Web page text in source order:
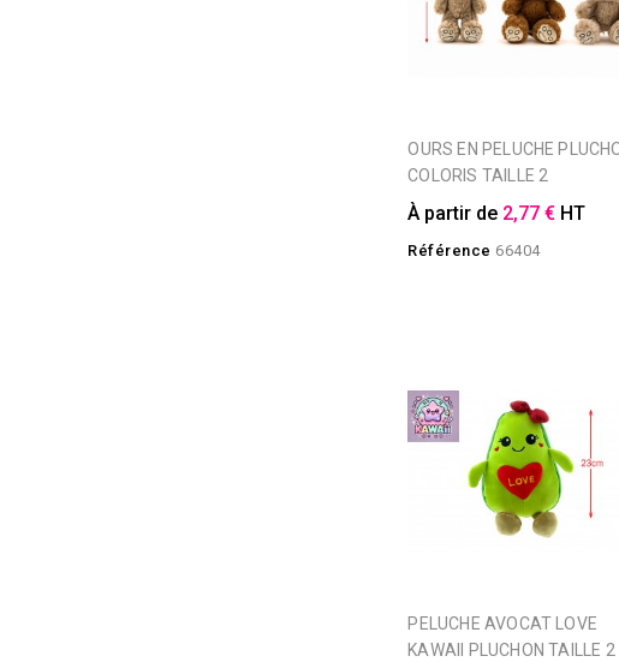
OURS EN PELUCHE PLUCHON 2
COLORIS TAILLE 2
À partir de 2,77 € HT
Référence 66404
PELUCHE AVOCAT LOVE
KAWAII PLUCHON TAILLE 2